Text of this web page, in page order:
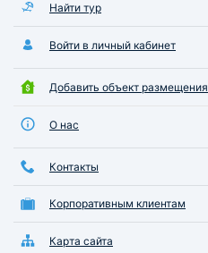
Найти тур
Войти в личный кабинет
Добавить объект размещения
О нас
Контакты
Корпоративным клиентам
Карта сайта